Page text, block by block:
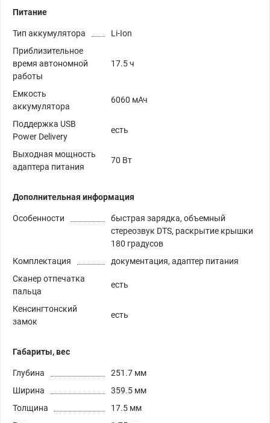
Питание
Тип аккумулятора
Li-Ion
Приблизительное
время автономной
работы
17.5 ч
Емкость
аккумулятора
6060 мАч
Поддержка USB
Power Delivery
есть
Выходная мощность
адаптера питания
70 Вт
Дополнительная информация
Особенности
быстрая зарядка, объемный
стереозвук DTS, раскрытие крышки
180 градусов
Комплектация
документация, адаптер питания
Сканер отпечатка
пальца
есть
Кенсингтонский
замок
есть
Габариты, вес
Глубина
251.7 мм
Ширина
359.5 мм
Толщина
17.5 мм